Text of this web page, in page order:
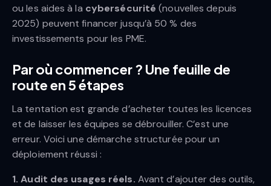
ou les aides à la cybersécurité (nouvelles depuis
2025) peuvent financer jusqu’à 50 % des
investissements pour les PME.
Par où commencer ? Une feuille de
route en 5 étapes
La tentation est grande d’acheter toutes les licences
et de laisser les équipes se débrouiller. C’est une
erreur. Voici une démarche structurée pour un
déploiement réussi :
1. Audit des usages réels. Avant d’ajouter des outils,